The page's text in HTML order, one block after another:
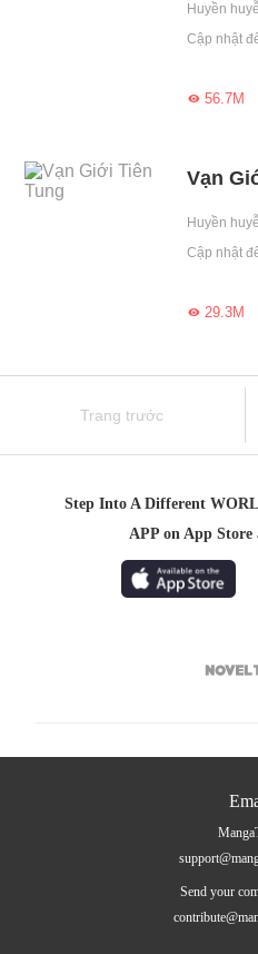
Cập nhật
56.7M
Vạn
Cập nhật
29.3M
Trang trước
Step Into A Different
APP on App Store
Send your